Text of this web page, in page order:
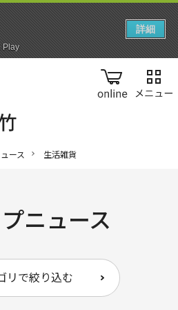
online
ース 生活雑貨
ニュース
リで絞り込む
Play
詳細